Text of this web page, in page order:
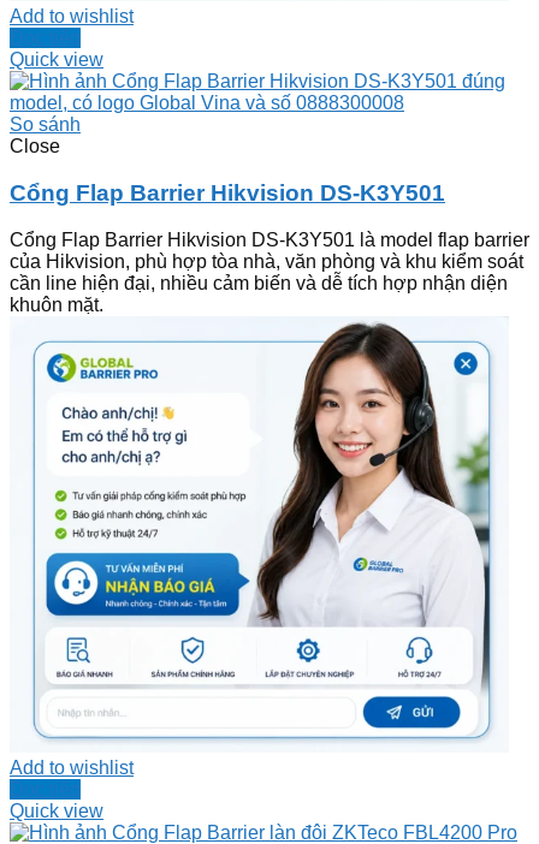
Add to wishlist
Đọc tiếp
Quick view
So sánh
Close
Cổng Flap Barrier Hikvision DS-K3Y501
Cổng Flap Barrier Hikvision DS-K3Y501 là model flap barrier
của Hikvision, phù hợp tòa nhà, văn phòng và khu kiểm soát
cần line hiện đại, nhiều cảm biến và dễ tích hợp nhận diện
khuôn mặt.
Add to wishlist
Đọc tiếp
Quick view